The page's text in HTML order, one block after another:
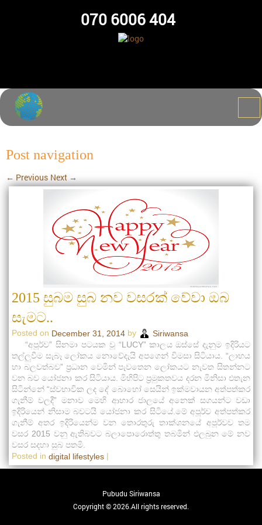
070 6006 404
Post navigation
← Previous Next →
2015 සුබම සුබ නව වසරක් වේවා ඔබ
සැමට..
Posted on December 31, 2014 by
Siriwansa
“අපූර්ව” සිනමා පටයක වූ “LUCY” කාලය ඔස්සේ දැනුම ඉදිරියට
තල්ලුවීම සැබෑ ලෝකය නොවේදැයි අපගෙන් විමසා සිටියාය. “ලාභය
හා බලවත්බව” ප්‍රධාන වෙමින් පැවතෙන ලෝකයට නැවත සිතන්නට
වන බව යෝජනා කර සිටියාය. මිහිපිට ප්‍රමුකතවය දරන මිනිසා එතැන
සිටින්නේ “ස්වභාවික ලද දේ බොහෝ සෙයින් ඉක්මවායන අත්පත්කර
ගැනීම් වලදී” මනාව මෙහි ආහාර ජාලයේ අනෙක් සගයන්ට වඩා
ඉදිරියෙන් නිසාම බවටයි යෝජනා කර සිටියේ.මේ අපූර්ව අත්පත්කර
ගැනීම් අතර ඉදිරියෙන්ම වන තොරතුරු තාක්ශනයේ අපූර්වව තම
වසර 2015 වනු ඇතිබවට බලාපොරොත්තු තබමින් එලබුන මේ නව
වසර සදහා සුබ පතමි.
Posted in digital lifestyles |
Copyright © 2026.All rights reserved.
Pubudu Siriwansa